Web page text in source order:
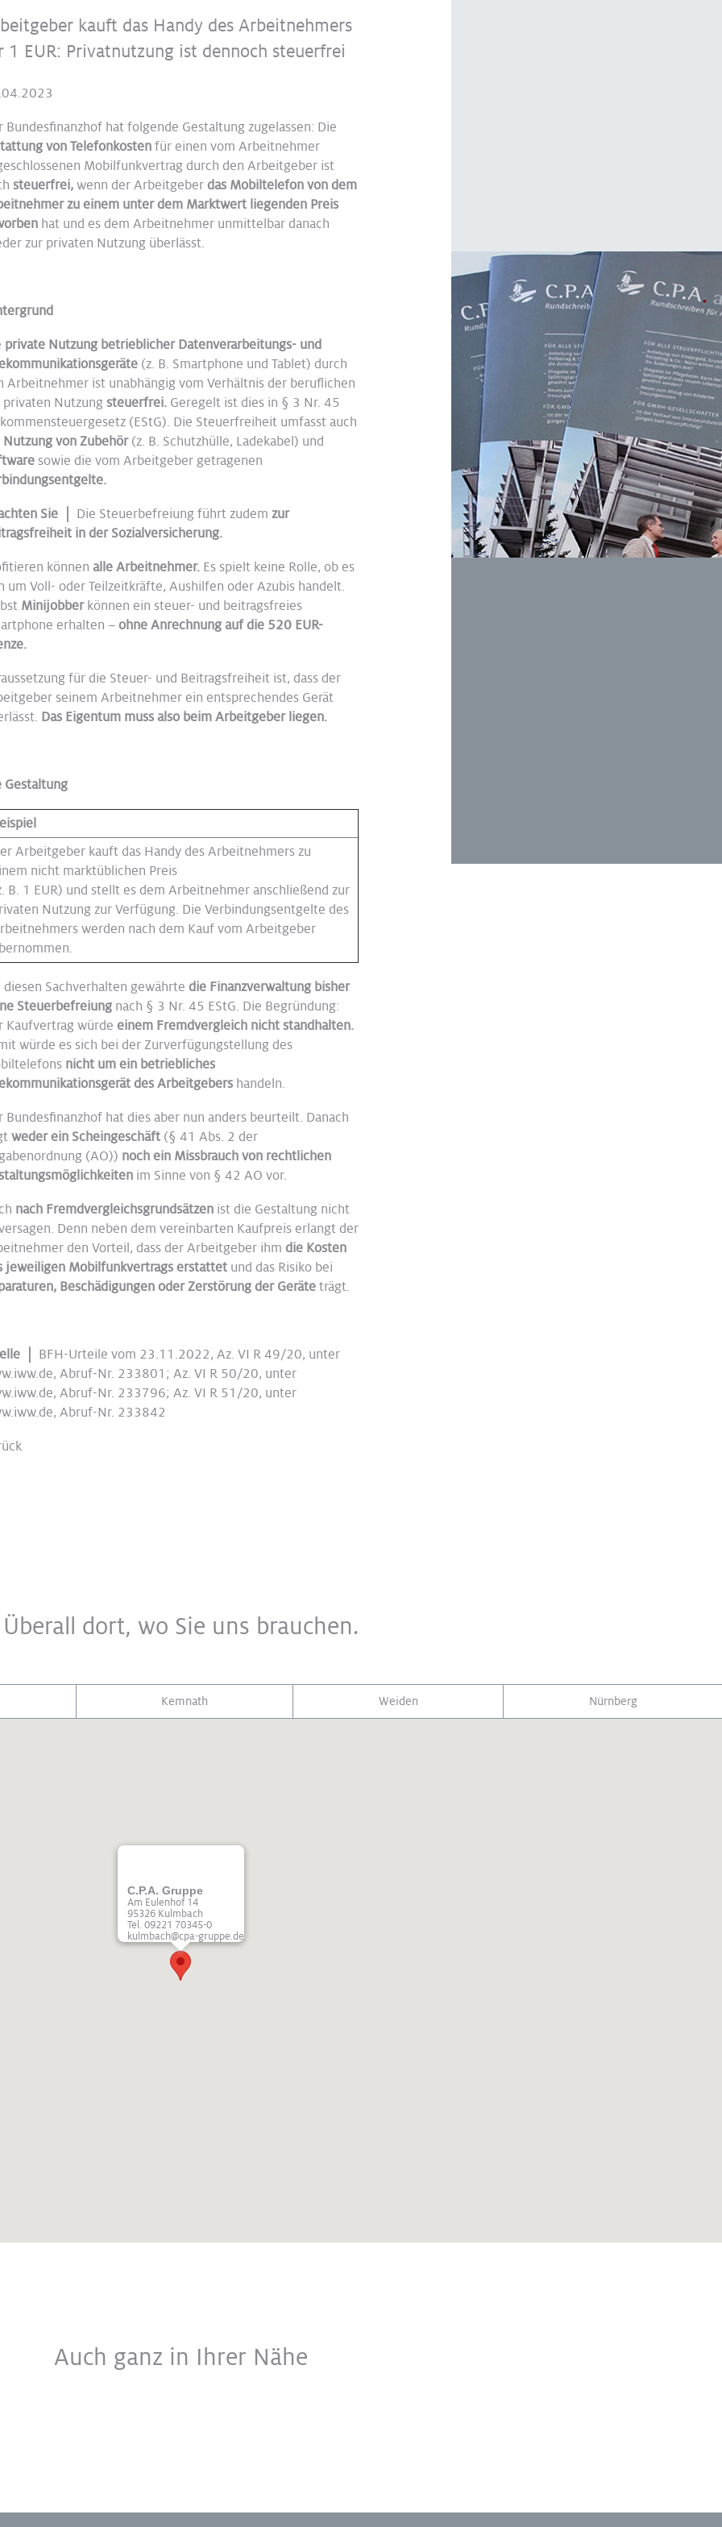
kauft das Handy des Arbeitnehmers
1 EUR: Privatnutzung ist dennoch steuerfrei
Bundesfinanzhof hat folgende Gestaltung zugelassen: Die
von Telefonkosten für einen vom Arbeitnehmer
Mobilfunkvertrag durch den Arbeitgeber ist
steuerfrei, wenn der Arbeitgeber das Mobiltelefon von dem
zu einem unter dem Marktwert liegenden Preis
hat und es dem Arbeitnehmer unmittelbar danach
zur privaten Nutzung überlässt.
private Nutzung betrieblicher Datenverarbeitungs- und
(z. B. Smartphone und Tablet) durch
Arbeitnehmer ist unabhängig vom Verhältnis der beruflichen
privaten Nutzung steuerfrei. Geregelt ist dies in § 3 Nr. 45
(EStG). Die Steuerfreiheit umfasst auch
Nutzung von Zubehör(z. B. Schutzhülle, Ladekabel) und
sowie die vom Arbeitgeber getragenen
Sie | Die Steuerbefreiung führt zudem zur
in der Sozialversicherung.
können alle Arbeitnehmer. Es spielt keine Rolle, ob es
um Voll- oder Teilzeitkräfte, Aushilfen oder Azubis handelt.
Minijobberkönnen ein steuer- und beitragsfreies
erhalten – ohne Anrechnung auf die 520 EUR-
für die Steuer- und Beitragsfreiheit ist, dass der
seinem Arbeitnehmer ein entsprechendes Gerät
Das Eigentum muss also beim Arbeitgeber liegen.
Gestaltung
Arbeitgeber kauft das Handy des Arbeitnehmers zu
nicht marktüblichen Preis
B. 1 EUR) und stellt es dem Arbeitnehmer anschließend zur
Nutzung zur Verfügung. Die Verbindungsentgelte des
werden nach dem Kauf vom Arbeitgeber
diesen Sachverhalten gewährte die Finanzverwaltung bisher
Steuerbefreiung nach § 3 Nr. 45 EStG. Die Begründung:
Kaufvertrag würde einem Fremdvergleich nicht standhalten.
würde es sich bei der Zurverfügungstellung des
nicht um ein betriebliches
des Arbeitgebers handeln.
Bundesfinanzhof hat dies aber nun anders beurteilt. Danach
weder ein Scheingeschäft (§ 41 Abs. 2 der
(AO)) noch ein Missbrauch von rechtlichen
im Sinne von § 42 AO vor.
nach Fremdvergleichsgrundsätzen ist die Gestaltung nicht
Denn neben dem vereinbarten Kaufpreis erlangt der
den Vorteil, dass der Arbeitgeber ihm die Kosten
jeweiligen Mobilfunkvertrags erstattet und das Risiko bei
Beschädigungen oder Zerstörung der Geräte trägt.
|
BFH-Urteile vom 23.11.2022, Az. VI R 49/20, unter
Abruf-Nr. 233801; Az. VI R 50/20, unter
Abruf-Nr. 233796; Az. VI R 51/20, unter
Abruf-Nr. 233842
Überall dort, wo Sie uns brauchen.
Kemnath Weiden Nürnberg
C.P.A. Gruppe
Am Eulenhof 14
95326 Kulmbach
Tel. 09221 70345-0
kulmbach@cpa-gruppe.de
Auch ganz in Ihrer Nähe